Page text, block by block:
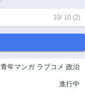
10/ 10 (2)
青年マンガ ラブコメ 政治
進行中